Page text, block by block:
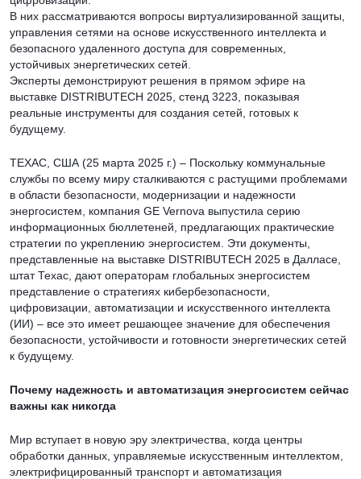
В них рассматриваются вопросы виртуализированной защиты,
управления сетями на основе искусственного интеллекта и
безопасного удаленного доступа для современных,
устойчивых энергетических сетей.
Эксперты демонстрируют решения в прямом эфире на
выставке DISTRIBUTECH 2025, стенд 3223, показывая
реальные инструменты для создания сетей, готовых к
будущему.
ТЕХАС, США (25 марта 2025 г.) – Поскольку коммунальные
службы по всему миру сталкиваются с растущими проблемами
в области безопасности, модернизации и надежности
энергосистем, компания GE Vernova выпустила серию
информационных бюллетеней, предлагающих практические
стратегии по укреплению энергосистем. Эти документы,
представленные на выставке DISTRIBUTECH 2025 в Далласе,
штат Техас, дают операторам глобальных энергосистем
представление о стратегиях кибербезопасности,
цифровизации, автоматизации и искусственного интеллекта
(ИИ) – все это имеет решающее значение для обеспечения
безопасности, устойчивости и готовности энергетических сетей
к будущему.
Почему надежность и автоматизация энергосистем сейчас
важны как никогда
Мир вступает в новую эру электричества, когда центры
обработки данных, управляемые искусственным интеллектом,
электрифицированный транспорт и автоматизация